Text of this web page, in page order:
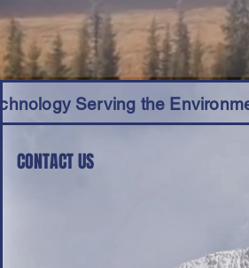
Serving the
CONTACT US